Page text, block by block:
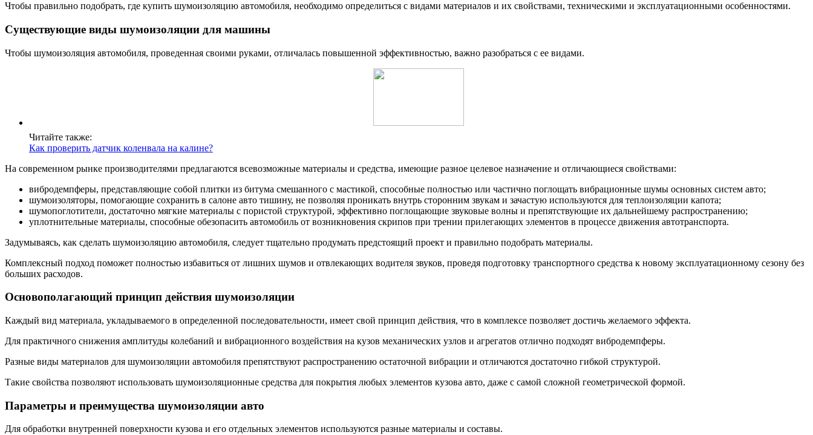
Чтобы правильно подобрать, где купить шумоизоляцию автомобиля, необходимо определиться с видами материалов и их свойствами, техническими и эксплуатационными особенностями.
Существующие виды шумоизоляции для машины
Чтобы шумоизоляция автомобиля, проведенная своими руками, отличалась повышенной эффективностью, важно разобраться с ее видами.
Читайте также:
Как проверить датчик коленвала на калине?
На современном рынке производителями предлагаются всевозможные материалы и средства, имеющие разное целевое назначение и отличающиеся свойствами:
вибродемпферы, представляющие собой плитки из битума смешанного с мастикой, способные полностью или частично поглощать вибрационные шумы основных систем авто;
шумоизоляторы, помогающие сохранить в салоне авто тишину, не позволяя проникать внутрь сторонним звукам и зачастую используются для теплоизоляции капота;
шумопоглотители, достаточно мягкие материалы с пористой структурой, эффективно поглощающие звуковые волны и препятствующие их дальнейшему распространению;
уплотнительные материалы, способные обезопасить автомобиль от возникновения скрипов при трении прилегающих элементов в процессе движения автотранспорта.
Задумываясь, как сделать шумоизоляцию автомобиля, следует тщательно продумать предстоящий проект и правильно подобрать материалы.
Комплексный подход поможет полностью избавиться от лишних шумов и отвлекающих водителя звуков, проведя подготовку транспортного средства к новому эксплуатационному сезону без
больших расходов.
Основополагающий принцип действия шумоизоляции
Каждый вид материала, укладываемого в определенной последовательности, имеет свой принцип действия, что в комплексе позволяет достичь желаемого эффекта.
Для практичного снижения амплитуды колебаний и вибрационного воздействия на кузов механических узлов и агрегатов отлично подходят вибродемпферы.
Разные виды материалов для шумоизоляции автомобиля препятствуют распространению остаточной вибрации и отличаются достаточно гибкой структурой.
Такие свойства позволяют использовать шумоизоляционные средства для покрытия любых элементов кузова авто, даже с самой сложной геометрической формой.
Параметры и преимущества шумоизоляции авто
Для обработки внутренней поверхности кузова и его отдельных элементов используются разные материалы и составы.